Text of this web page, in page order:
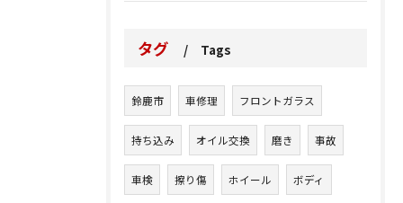
タグ Tags
鈴鹿市 車修理 フロントガラス
持ち込み オイル交換 磨き 事故
車検 擦り傷 ホイール ボディ